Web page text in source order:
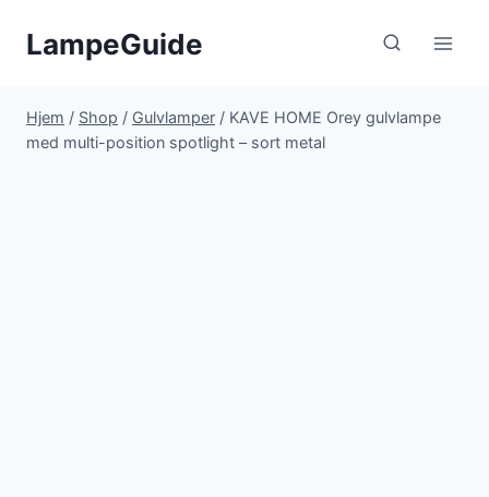
LampeGuide
Hjem / Shop / Gulvlamper / KAVE HOME Orey gulvlampe
med multi-position spotlight – sort metal